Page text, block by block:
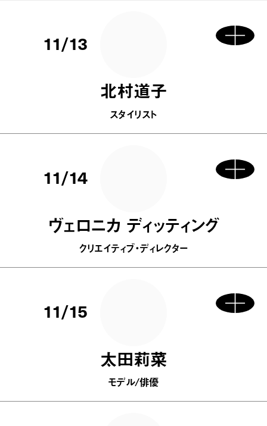
11/13
北村道子
スタイリスト
11/14
ヴェロニカ ディッティング
クリエイティブ・ディレクター
11/15
太田莉菜
モデル/俳優